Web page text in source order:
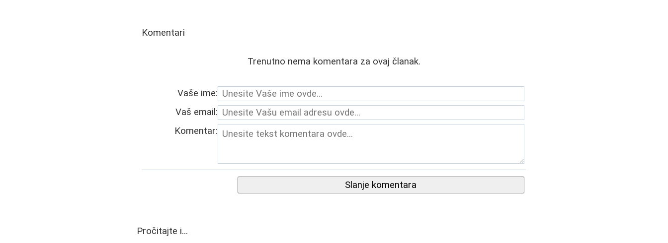
Komentari
Trenutno nema komentara za ovaj članak.
Vaše ime:
Vaš email:
Komentar:
Slanje komentara
Pročitajte i...